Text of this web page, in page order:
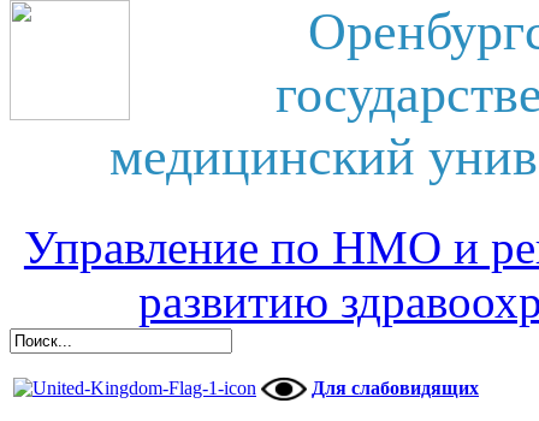
медицинский
Управление по НМО и
развитию
Для слабовидящих